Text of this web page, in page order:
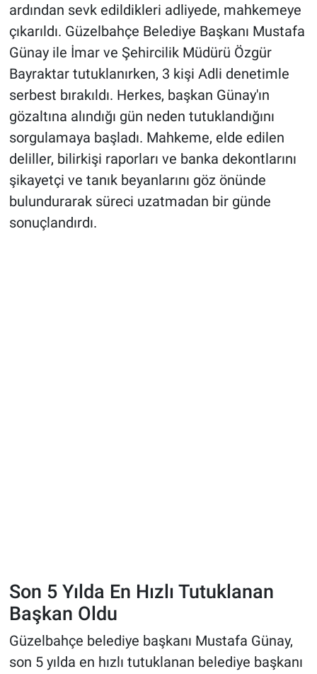
ardından sevk edildikleri adliyede, mahkemeye
çıkarıldı. Güzelbahçe Belediye Başkanı Mustafa
Günay ile İmar ve Şehircilik Müdürü Özgür
Bayraktar tutuklanırken, 3 kişi Adli denetimle
serbest bırakıldı. Herkes, başkan Günay'ın
gözaltına alındığı gün neden tutuklandığını
sorgulamaya başladı. Mahkeme, elde edilen
deliller, bilirkişi raporları ve banka dekontlarını
şikayetçi ve tanık beyanlarını göz önünde
bulundurarak süreci uzatmadan bir günde
sonuçlandırdı.
Son 5 Yılda En Hızlı Tutuklanan
Başkan Oldu
Güzelbahçe belediye başkanı Mustafa Günay,
son 5 yılda en hızlı tutuklanan belediye başkanı